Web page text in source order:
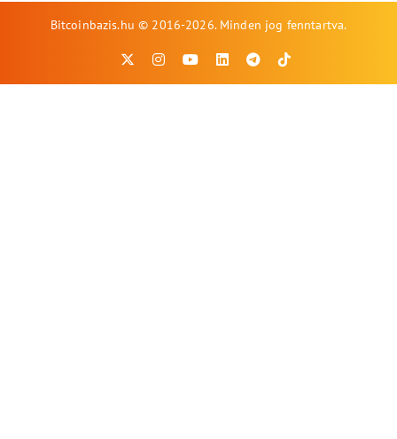
Bitcoinbazis.hu © 2016-2026. Minden jog fenntartva.